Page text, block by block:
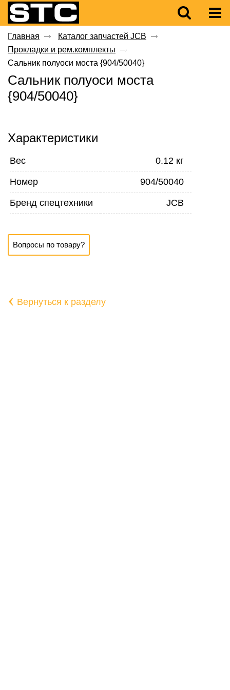
Главная
Каталог запчастей JCB
Прокладки и рем.комплекты
Сальник полуоси моста {904/50040}
Сальник полуоси моста
{904/50040}
Характеристики
Вес 0.12 кг
Номер 904/50040
Бренд спецтехники JCB
Вопросы по товару?
‹ Вернуться к разделу